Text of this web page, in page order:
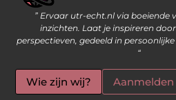
” Ervaar utr-echt.nl via boeiende
inzichten. Laat je inspireren
perspectieven, gedeeld in
“
Wie zijn wij? Aanmelden